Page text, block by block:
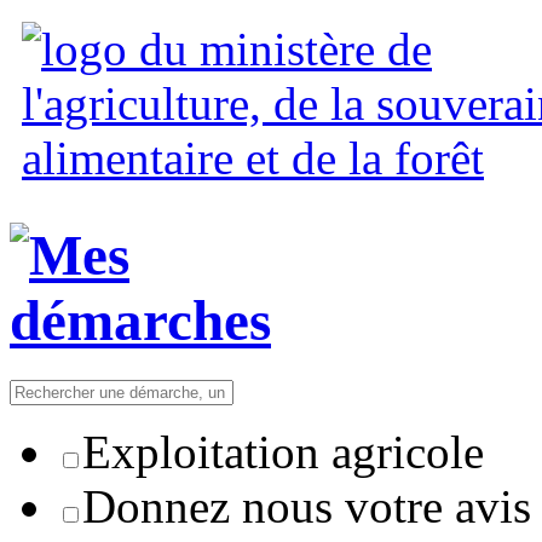
Exploitation agricole
Donnez nous votre avis